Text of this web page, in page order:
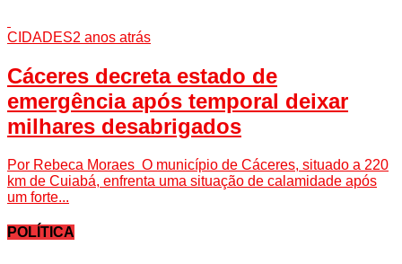
CIDADES2 anos atrás
Cáceres decreta estado de
emergência após temporal deixar
milhares desabrigados
Por Rebeca Moraes O município de Cáceres, situado a 220
km de Cuiabá, enfrenta uma situação de calamidade após
um forte...
POLÍTICA